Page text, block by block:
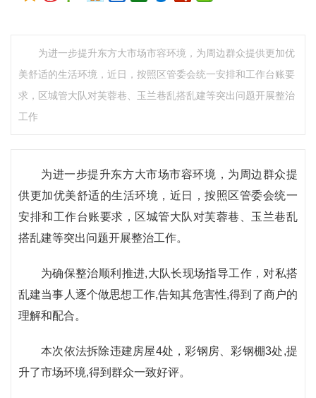
为进一步提升东方大市场市容环境，为周边群众提供更加优
美舒适的生活环境，近日，按照区管委会统一安排和工作台账要
求，区城管大队对芙蓉巷、玉兰巷乱搭乱建等突出问题开展整治
工作
为进一步提升东方大市场市容环境，为周边群众提
供更加优美舒适的生活环境，近日，按照区管委会统一
安排和工作台账要求，区城管大队对芙蓉巷、玉兰巷乱
搭乱建等突出问题开展整治工作。
为确保整治顺利推进,大队长现场指导工作，对私搭
乱建当事人逐个做思想工作,告知其危害性,得到了商户的
理解和配合。
本次依法拆除违建房屋4处，彩钢房、彩钢棚3处,提
升了市场环境,得到群众一致好评。